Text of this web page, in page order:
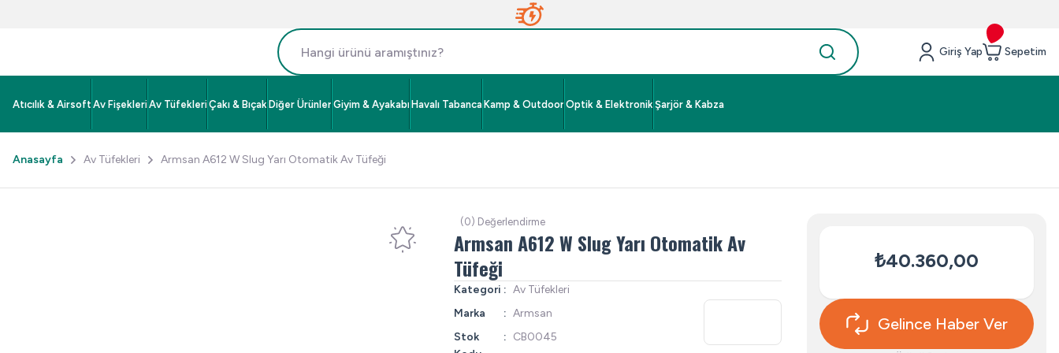
Giriş Yap Sepetim
Atıcılık & Airsoft Av Fişekleri Av Tüfekleri Çakı & Bıçak Diğer Ürünler Giyim & Ayakabı Havalı Tabanca Kamp & Outdoor Optik & Elektronik Şarjör & Kabza
Anasayfa Av Tüfekleri Armsan A612 W Slug Yarı Otomatik Av Tüfeği
(0) Değerlendirme
Armsan A612 W Slug Yarı Otomatik Av
Tüfeği
Kategori
Av Tüfekleri
Marka
Armsan
Stok
CB0045
₺40.360,00
Gelince Haber Ver